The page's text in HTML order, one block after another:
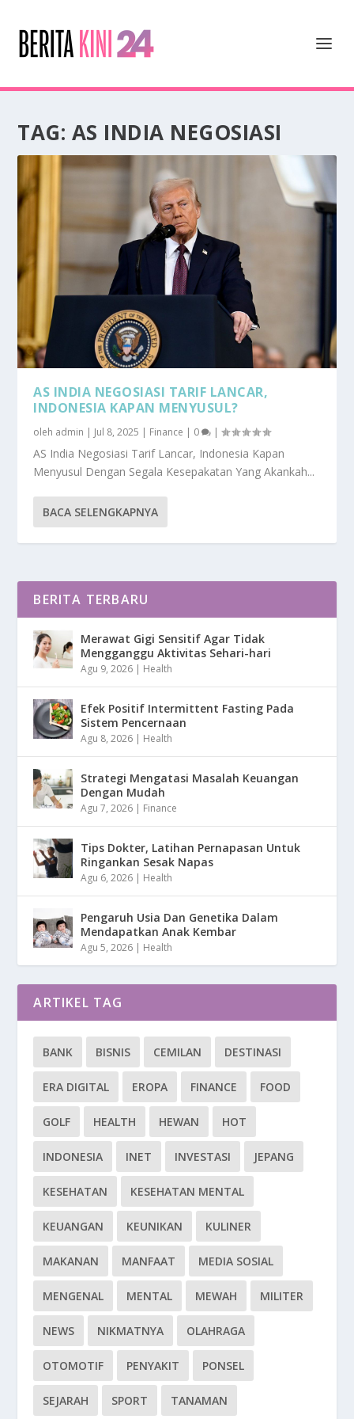
TAG: AS INDIA NEGOSIASI
AS INDIA NEGOSIASI TARIF LANCAR,
INDONESIA KAPAN MENYUSUL?
oleh admin | Jul 8, 2025 | Finance | 0 |
AS India Negosiasi Tarif Lancar, Indonesia Kapan
Menyusul Dengan Segala Kesepakatan Yang Akankah...
BACA SELENGKAPNYA
BERITA TERBARU
Merawat Gigi Sensitif Agar Tidak
Mengganggu Aktivitas Sehari-hari
Agu 9, 2026 | Health
Efek Positif Intermittent Fasting Pada
Sistem Pencernaan
Agu 8, 2026 | Health
Strategi Mengatasi Masalah Keuangan
Dengan Mudah
Agu 7, 2026 | Finance
Tips Dokter, Latihan Pernapasan Untuk
Ringankan Sesak Napas
Agu 6, 2026 | Health
Pengaruh Usia Dan Genetika Dalam
Mendapatkan Anak Kembar
Agu 5, 2026 | Health
ARTIKEL TAG
BANK BISNIS CEMILAN DESTINASI
ERA DIGITAL EROPA FINANCE FOOD
GOLF HEALTH HEWAN HOT
INDONESIA INET INVESTASI JEPANG
KESEHATAN KESEHATAN MENTAL
KEUANGAN KEUNIKAN KULINER
MAKANAN MANFAAT MEDIA SOSIAL
MENGENAL MENTAL MEWAH MILITER
NEWS NIKMATNYA OLAHRAGA
OTOMOTIF PENYAKIT PONSEL
SEJARAH SPORT TANAMAN